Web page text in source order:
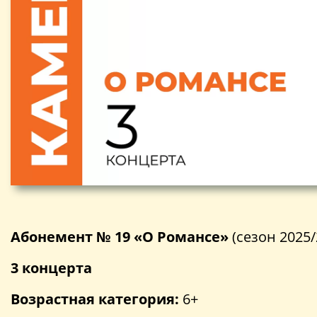
Абонемент № 19 «О Романсе»(сезон
3 концерта
Возрастная категория: 6+